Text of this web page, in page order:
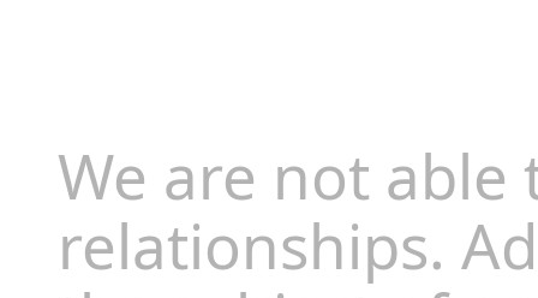
We are not
relationships.